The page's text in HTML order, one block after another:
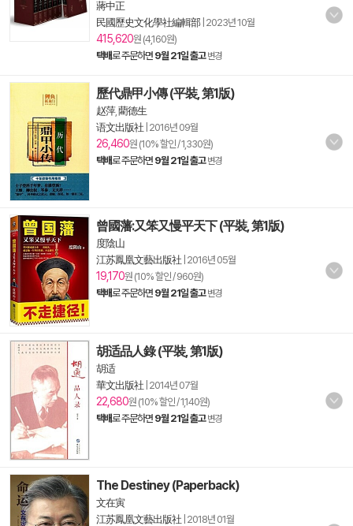
蔣中正
民國歷史文化學社編輯部| 2023년 10월
415,620원 (4,160원)
택배로 주문하면 9월 21일 출고 변경
歷代鼎甲小傳 (平裝, 第1版)
赵萍, 藺德生
语文出版社 2016년 09월
26,460원 (10% 할인 / 1,330원)
택배로 주문하면 9월 21일 출고 변경
曾國藩:又笨又慢平天下 (平裝, 第1版)
度陰山
江苏鳳凰文藝出版社 2016년 05월
19,170원 (10% 할인 / 960원)
택배로 주문하면 9월 21일 출고 변경
胡适品人錄 (平裝, 第1版)
胡适
華文出版社 2014년 07월
22,680원 (10% 할인 / 1,140원)
택배로 주문하면 9월 21일 출고 변경
The Destiney (Paperback)
文在寅
江苏鳳凰文藝出版社 2018년 01월